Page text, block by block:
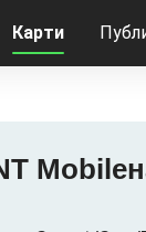
Карти